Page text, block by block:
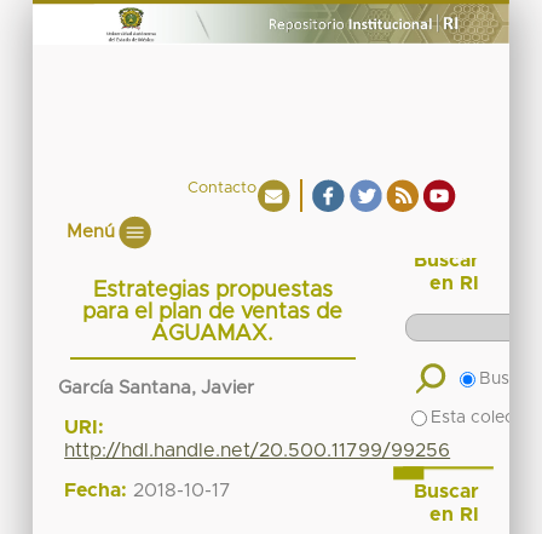
Contacto
Menú
Estrategias propuestas
para el plan de ventas de
AGUAMAX.
García Santana, Javier
URI:
http://hdl.handle.net/20.500.11799/99256
Fecha: 2018-10-17
Buscar
en RI
Buscar
Esta
Buscar
en RI